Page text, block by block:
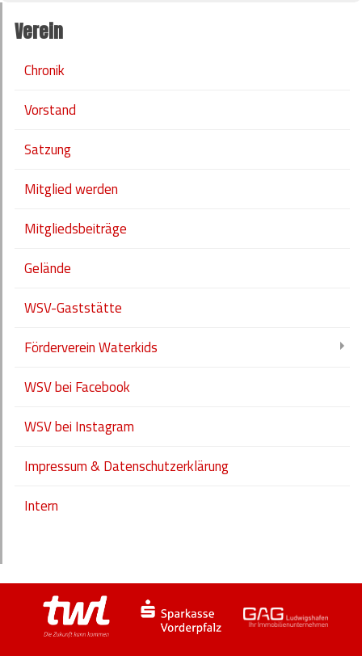
Verein
Chronik
Vorstand
Satzung
Mitglied werden
Mitgliedsbeiträge
Gelände
WSV-Gaststätte
Förderverein Waterkids
WSV bei Facebook
WSV bei Instagram
Impressum & Datenschutzerklärung
Intern